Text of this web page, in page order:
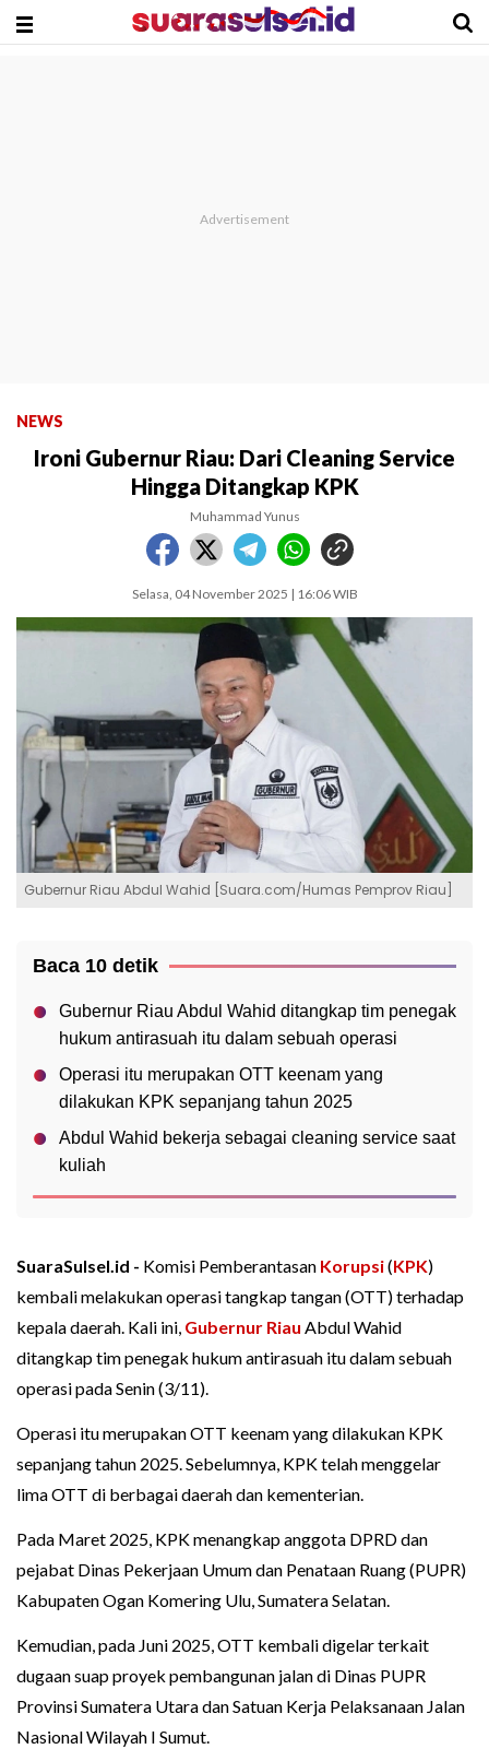
NEWS
Ironi Gubernur Riau: Dari Cleaning Service
Hingga Ditangkap KPK
Muhammad Yunus
Selasa, 04 November 2025 | 16:06 WIB
Gubernur Riau Abdul Wahid [Suara.com/Humas Pemprov Riau]
Baca 10 detik
Gubernur Riau Abdul Wahid ditangkap tim penegak
hukum antirasuah itu dalam sebuah operasi
Operasi itu merupakan OTT keenam yang
dilakukan KPK sepanjang tahun 2025
Abdul Wahid bekerja sebagai cleaning service saat
kuliah
SuaraSulsel.id - Komisi Pemberantasan Korupsi(KPK)
kembali melakukan operasi tangkap tangan (OTT) terhadap
kepala daerah. Kali ini, Gubernur Riau Abdul Wahid
ditangkap tim penegak hukum antirasuah itu dalam sebuah
operasi pada Senin (3/11).
Operasi itu merupakan OTT keenam yang dilakukan KPK
sepanjang tahun 2025. Sebelumnya, KPK telah menggelar
lima OTT di berbagai daerah dan kementerian.
Pada Maret 2025, KPK menangkap anggota DPRD dan
pejabat Dinas Pekerjaan Umum dan Penataan Ruang (PUPR)
Kabupaten Ogan Komering Ulu, Sumatera Selatan.
Kemudian, pada Juni 2025, OTT kembali digelar terkait
dugaan suap proyek pembangunan jalan di Dinas PUPR
Provinsi Sumatera Utara dan Satuan Kerja Pelaksanaan Jalan
Nasional Wilayah I Sumut.